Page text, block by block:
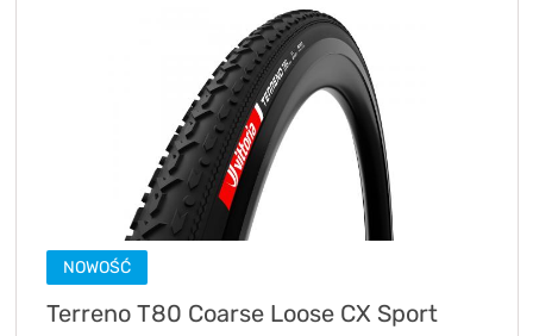
NOWOŚĆ
Terreno T80 Coarse Loose CX Sport